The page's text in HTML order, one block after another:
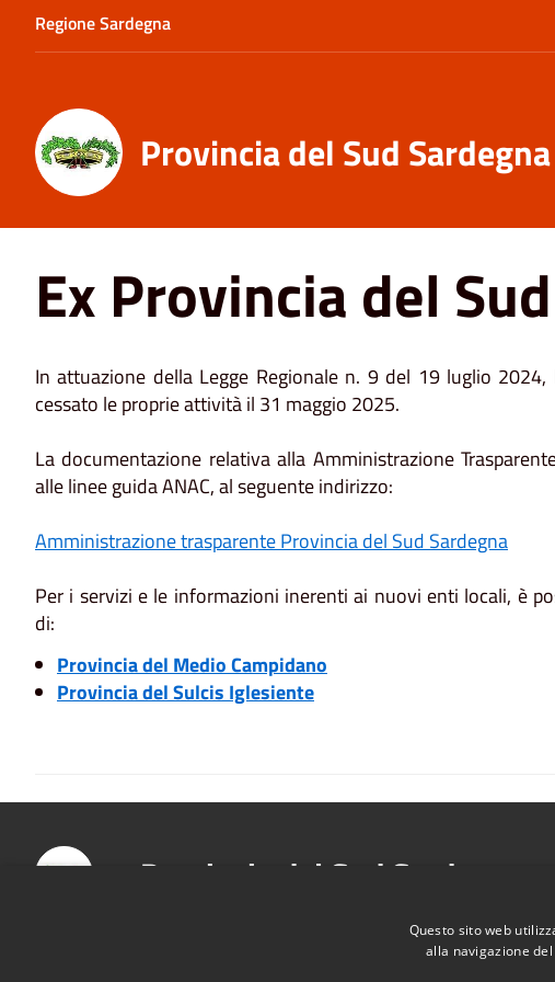
Regione Sardegna
Provincia del Sud Sardegna
Ex Provincia del
In attuazione della Legge Regionale n. 9 del 19 luglio
cessato le proprie attività il 31 maggio 2025.
La documentazione relativa alla Amministrazione
alle linee guida ANAC, al seguente indirizzo:
Amministrazione trasparente Provincia del Sud Sardegna
Per i servizi e le informazioni inerenti ai nuovi enti locali, è
di:
Provincia del Medio Campidano
Provincia del Sulcis Iglesiente
Provincia del Sud Sardegna
Questo sito web
alla navigazione